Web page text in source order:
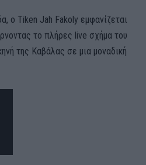
ο Tiken Jah Fakoly εμφανίζεται
το πλήρες live σχήμα του
της Καβάλας σε μια μοναδική